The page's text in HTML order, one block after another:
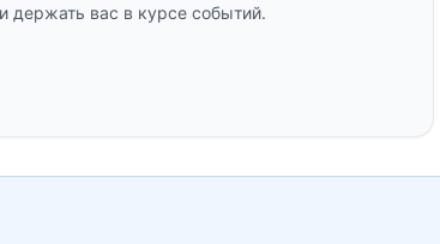
держать вас в курсе событий.